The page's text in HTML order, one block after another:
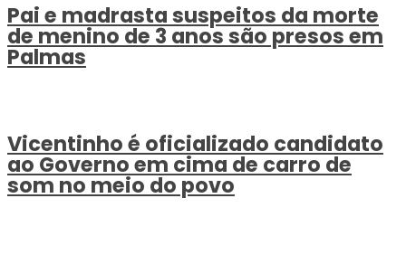
Pai e madrasta suspeitos da morte
de menino de 3 anos são presos em
Palmas
Vicentinho é oficializado candidato
ao Governo em cima de carro de
som no meio do povo